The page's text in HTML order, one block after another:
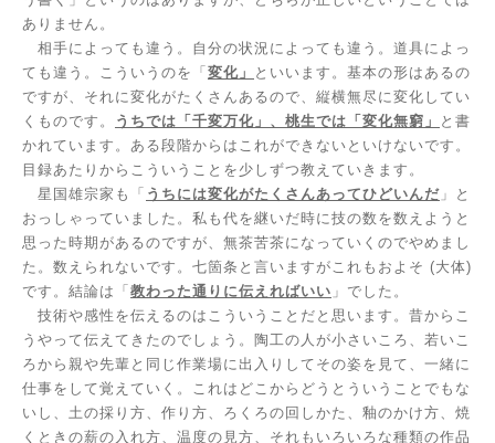
ありません。
相手によっても違う。自分の状況によっても違う。道具によっ
ても違う。こういうのを「変化」
といいます。基本の形はあるの
ですが、それに変化がたくさんあるので、縦横無尽に変化してい
くものです。
うちでは「千変万化」、桃生では「変化無窮」
と書
かれています。ある段階からはこれができないといけないです。
目録あたりからこういうことを少しずつ教えていきます。
星国雄宗家も「 うちには変化がたくさんあってひどいんだ 」と
おっしゃっていました。私も代を継いだ時に技の数を数えようと
思った時期があるのですが、無茶苦茶になっていくのでやめまし
た。数えられないです。七箇条と言いますがこれもおよそ (大体)
です。結論は「教わった通りに伝えればいい 」でした。
技術や感性を伝えるのはこういうことだと思います。昔からこ
うやって伝えてきたのでしょう。陶工の人が小さいころ、若いこ
ろから親や先輩と同じ作業場に出入りしてその姿を見て、一緒に
仕事をして覚えていく。これはどこからどうとういうことでもな
いし、土の採り方、作り方、ろくろの回しかた、釉のかけ方、焼
くときの薪の入れ方、温度の見方、それもいろいろな種類の作品